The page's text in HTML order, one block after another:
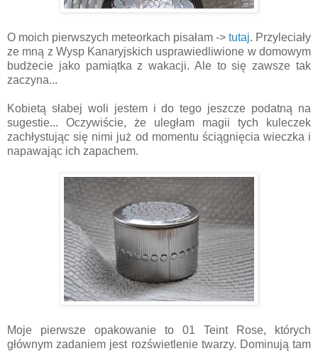
O moich pierwszych meteorkach pisałam -> tutaj. Przyleciały
ze mną z Wysp Kanaryjskich usprawiedliwione w domowym
budżecie jako pamiątka z wakacji. Ale to się zawsze tak
zaczyna...
Kobietą słabej woli jestem i do tego jeszcze podatną na
sugestie... Oczywiście, że uległam magii tych kuleczek
zachłystując się nimi już od momentu ściągnięcia wieczka i
napawając ich zapachem.
Moje pierwsze opakowanie to 01 Teint Rose, których
głównym zadaniem jest rozświetlenie twarzy. Dominują tam